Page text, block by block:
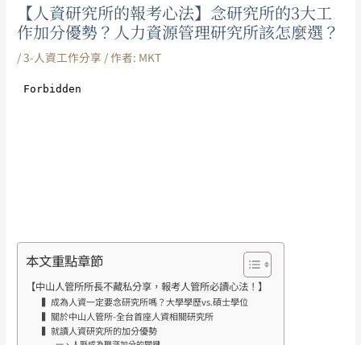
【人資研究所的報考心法】念研究所的3大工
作加分優勢？人力資源管理研究所該怎麼選？
/3-人資工作分享 / 作者: MKT
本文重點章節
【中山人管所所長不藏私分享，報考人管所必讀心法！】
▍成為人資一定要念研究所嗎？大學學歷vs.碩士學位
▍關於中山人管所-全台首座人資相關研究所
▍就讀人資研究所的加分優勢